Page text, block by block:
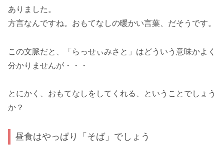
ありました。
方言なんですね。おもてなしの暖かい言葉、だそうです。
この文脈だと、「らっせぃみさと」はどういう意味かよく
分かりませんが・・・
とにかく、おもてなしをしてくれる、ということでしょう
か？
昼食はやっぱり「そば」でしょう